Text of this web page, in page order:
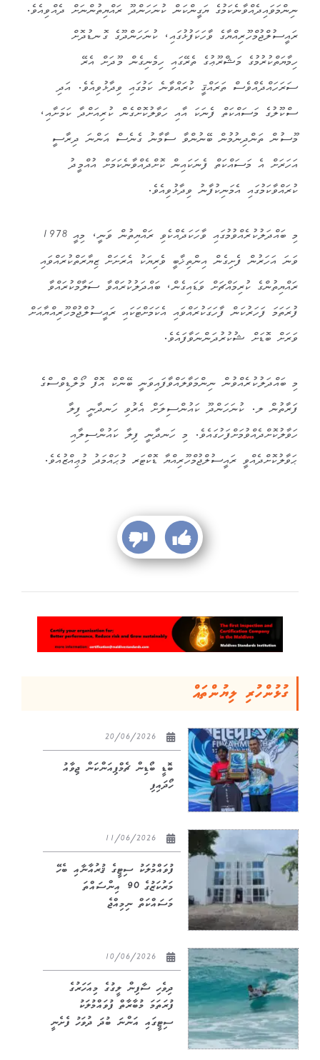
ނިންމަވައިދެއްވާނެކަމުގެ ޔަގީންކަން ކުނަހަންދޫ ރައްޔިތުންނަށް ދެއްވިއެވެ.
ރައީސުލްޖުމްހޫރިއްޔާގެ ވާހަކަފުޅުގައި، ކުނަހަންދޫގެ ގޮނޑުދޮށް
ހިމާޔަތްކުރުމުގެ މަޝްރޫޢުގެ ތެރޭގައި ހިމެނިގެން މޫދަށް އެރޭ
ސަރަހައްދެއްވެސް ތަރައްޤީ ކުރައްވާނެ ކަމުގައި ވިދާޅުވިއެވެ. އަދި
ސްކޫލުގެ މަސައްކަތް ފެނަކަ އާއި ހަވާލުކޮށްގެން ކުރިއަށްދާ ކަމަށާއި،
މޫސުން ތަންދިނުމުން ބޭނުންވާ ސާމާނު ގެނެސް އަންނަ ދިރާސީ
އަހަރަށް އެ މަސައްކަތް ފެނަކައިން ކޮށްދެއްވާނެކަމަށް އުއްމީދު
ކުރައްވާކަމުގައި އެމަނިކުފާނު ވިދާޅުވިއެވެ.
މި ބައްދަލުކުރެއްވުމުގައި ވާހަކަދެއްކެވި ރައްޔިތުން ވަނީ، މިއީ 1978
ވަނަ އަހަރުން ފެށިގެން އިންތިޚާބީ ވެރިޔަކު އެރަށަށް ޒިޔާރަތްކުރައްވައި
ރައްޔިތުންގެ ކުރިމައްޗަށް ވަޑައިގެން، ބައްދަލުކުރައްވާ ސަލާމްކުރައްވާ
ފުރަތަމަ ފަހަރުކަން ފާހަގަކުރައްވައި އެކަމަށްޓަކައި ރައީސުލްޖުމްހޫރިއްޔާއަށް
ވަރަށް ބޮޑަށް ޝުކުރުދަންނަވާފައެވެ.
މި ބައްދަލުކުރެއްވުން ނިންމަވާލައްވާފައިވަނީ ބޭންކް އޮފް މޯލްޑިވްސްގެ
ފަރާތުން ލ. ކުނަހަންދޫ ކައުންސިލަށް އެރުވި ހަނދާނީ ފިލާ
ހަވާލުކޮށްދެއްވުމަށްފަހުގައެވެ. މި ހަނދާނީ ފިލާ ކައުންސިލާއި
ޙަވާލުކޮށްދެއްވީ ރައީސުލްޖުމްހޫރިއްޔާ ޑޮކްޓަރ މުޙައްމަދު މުޢިއްޒުއެވެ.
ގުޅުންހުރި ލިޔުންތައް
ބޮޑީ ބޯޑިން ޗެމްޕިއަންކަން ޖިވާއު
ހޯދައިފި
ފުވައްމުލަކު ސިޓީގެ ޤުރުއާނާއި ބެހޭ
މަރުކަޒުގެ 90 އިންސައްތަ
މަސައްކަތް ނިމިއްޖެ
ދިވެހި ސާފިން ލީގުގެ މިއަހަރުގެ
ފުރަތަމަ މުބާރާތް ފުވައްމުލަކު
ސިޓީގައި އަންނަ ބުދަ ދުވަހު ފެށެނީ